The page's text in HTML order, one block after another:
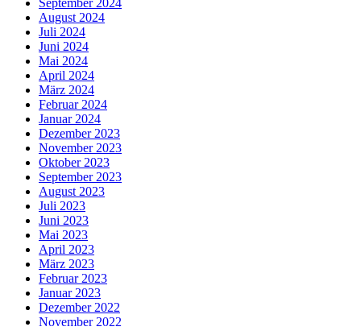
September 2024
August 2024
Juli 2024
Juni 2024
Mai 2024
April 2024
März 2024
Februar 2024
Januar 2024
Dezember 2023
November 2023
Oktober 2023
September 2023
August 2023
Juli 2023
Juni 2023
Mai 2023
April 2023
März 2023
Februar 2023
Januar 2023
Dezember 2022
November 2022